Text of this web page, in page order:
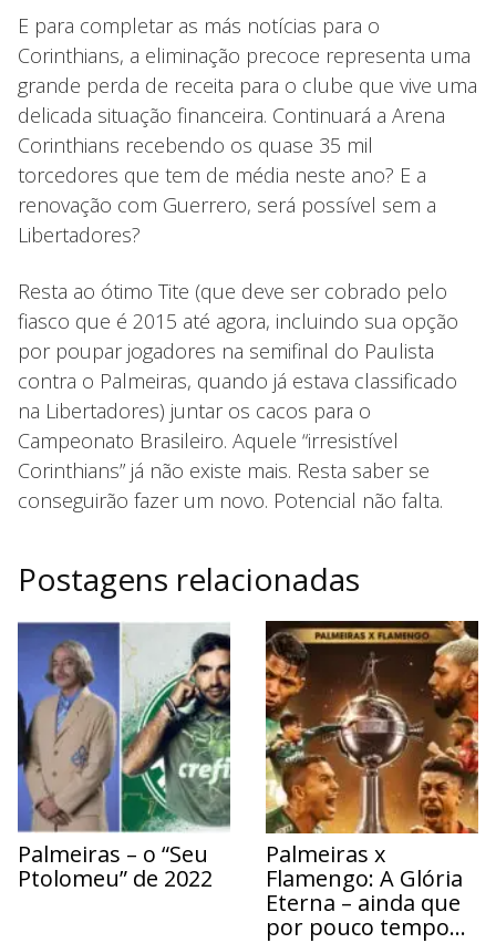
E para completar as más notícias para o
Corinthians, a eliminação precoce representa uma
grande perda de receita para o clube que vive uma
delicada situação financeira. Continuará a Arena
Corinthians recebendo os quase 35 mil
torcedores que tem de média neste ano? E a
renovação com Guerrero, será possível sem a
Libertadores?
Resta ao ótimo Tite (que deve ser cobrado pelo
fiasco que é 2015 até agora, incluindo sua opção
por poupar jogadores na semifinal do Paulista
contra o Palmeiras, quando já estava classificado
na Libertadores) juntar os cacos para o
Campeonato Brasileiro. Aquele “irresistível
Corinthians” já não existe mais. Resta saber se
conseguirão fazer um novo. Potencial não falta.
Postagens relacionadas
Palmeiras – o “Seu
Ptolomeu” de 2022
Palmeiras x
Flamengo: A Glória
Eterna – ainda que
por pouco tempo…